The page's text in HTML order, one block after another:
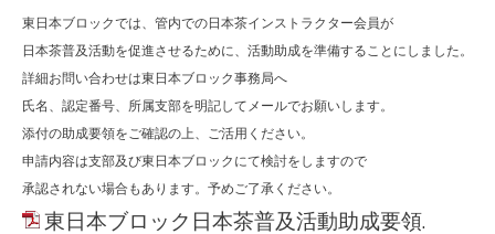
東日本ブロックでは、管内での日本茶インストラクター会員が
日本茶普及活動を促進させるために、活動助成を準備することにしました。
詳細お問い合わせは東日本ブロック事務局へ
氏名、認定番号、所属支部を明記してメールでお願いします。
添付の助成要領をご確認の上、ご活用ください。
申請内容は支部及び東日本ブロックにて検討をしますので
承認されない場合もあります。予めご了承ください。
東日本ブロック日本茶普及活動助成要領.